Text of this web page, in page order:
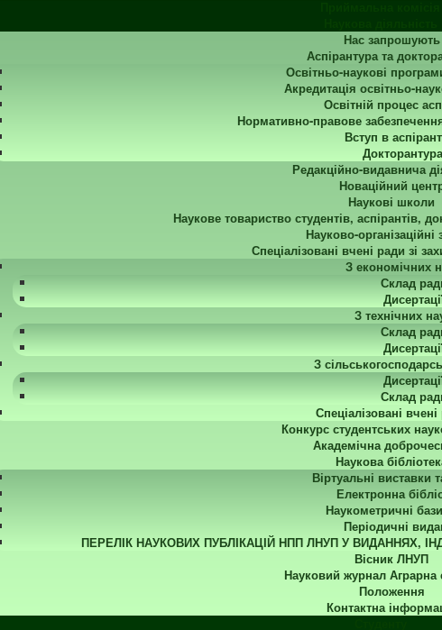
Нас запрошують
Аспірантура та
Освітньо-наукові
Акредитація освітньо-
Освітній процес
Нормативно-правове
Вступ в
Докторантура
Редакційно-видавнича
Новаційний
Наукові школи
Наукове товариство студентів, аспірантів,
Науково-організаційні
Спеціалізовані вчені ради зі
З економічних
Склад
З технічних
Склад
З
Склад
Спеціалізовані
Конкурс студентських
Академічна
Наукова
Віртуальні виставки
Електронна
Наукометричні
Періодичні
ПЕРЕЛІК НАУКОВИХ ПУБЛІКАЦІЙ НПП ЛНУП У ВИДАННЯХ,
Вісник ЛНУП
Науковий журнал Аграрна
Положення
Контактна